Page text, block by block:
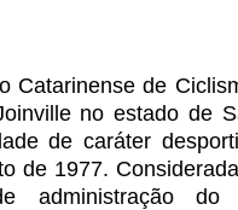
Catarinense de
no estado de
de caráter
de 1977.
administração do